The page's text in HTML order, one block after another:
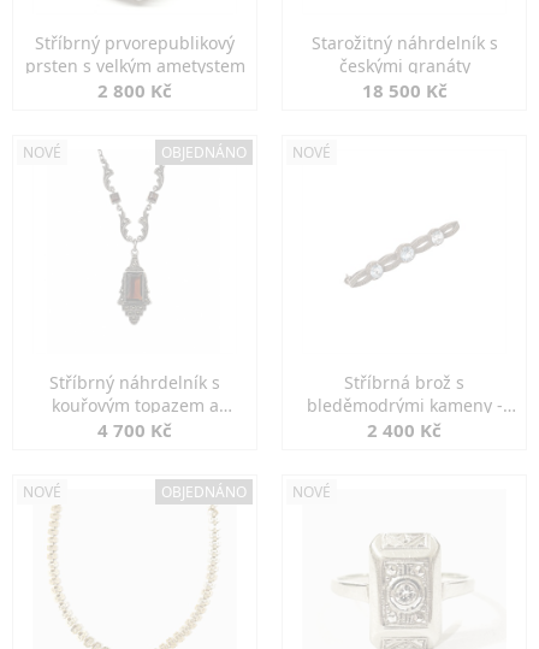
Stříbrný prvorepublikový
prsten s velkým ametystem
2 800 Kč
Starožitný náhrdelník s
českými granáty
18 500 Kč
NOVÉ OBJEDNÁNO
Stříbrný náhrdelník s
kouřovým topazem a
markazity
4 700 Kč
NOVÉ
Stříbrná brož s
bleděmodrými kameny -
jemná elegance
2 400 Kč
NOVÉ OBJEDNÁNO NOVÉ